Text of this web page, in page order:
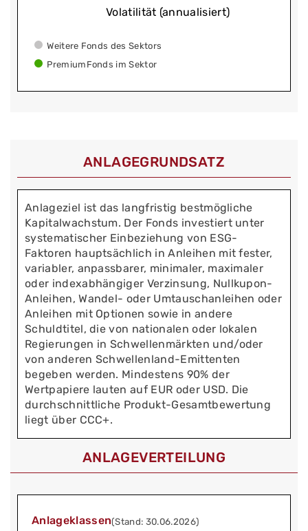
Volatilität (annualisiert)
Weitere Fonds des Sektors
PremiumFonds im Sektor
ANLAGEGRUNDSATZ
Anlageziel ist das langfristig bestmögliche
Kapitalwachstum. Der Fonds investiert unter
systematischer Einbeziehung von ESG-
Faktoren hauptsächlich in Anleihen mit fester,
variabler, anpassbarer, minimaler, maximaler
oder indexabhängiger Verzinsung, Nullkupon-
Anleihen, Wandel- oder Umtauschanleihen oder
Anleihen mit Optionen sowie in andere
Schuldtitel, die von nationalen oder lokalen
Regierungen in Schwellenmärkten und/oder
von anderen Schwellenland-Emittenten
begeben werden. Mindestens 90% der
Wertpapiere lauten auf EUR oder USD. Die
durchschnittliche Produkt-Gesamtbewertung
liegt über CCC+.
ANLAGEVERTEILUNG
Anlageklassen(Stand: 30.06.2026)